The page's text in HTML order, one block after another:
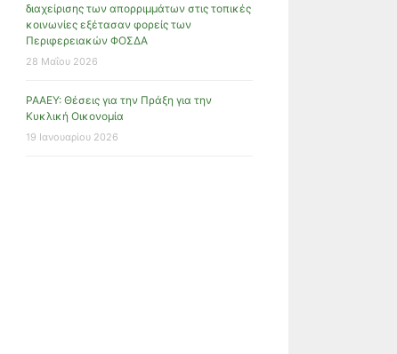
διαχείρισης των απορριμμάτων στις τοπικές
κοινωνίες εξέτασαν φορείς των
Περιφερειακών ΦΟΣΔΑ
28 Μαΐου 2026
ΡΑΑΕΥ: Θέσεις για την Πράξη για την
Κυκλική Οικονομία
19 Ιανουαρίου 2026